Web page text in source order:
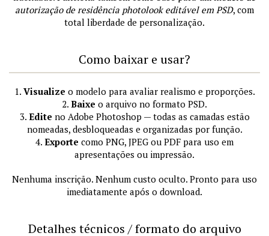
autorização de residência photolook editável em PSD, com
total liberdade de personalização.
Como baixar e usar?
1. Visualize o modelo para avaliar realismo e proporções.
2. Baixe o arquivo no formato PSD.
3. Edite no Adobe Photoshop — todas as camadas estão
nomeadas, desbloqueadas e organizadas por função.
4. Exporte como PNG, JPEG ou PDF para uso em
apresentações ou impressão.
Nenhuma inscrição. Nenhum custo oculto. Pronto para uso
imediatamente após o download.
Detalhes técnicos / formato do arquivo